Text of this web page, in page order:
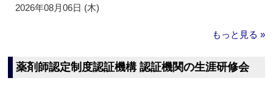
2026年08月06日 (木)
もっと見る »
薬剤師認定制度認証機構 認証機関の生涯研修会